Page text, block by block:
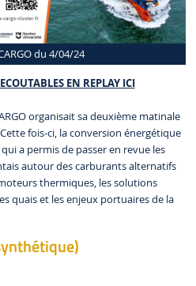
du 4/04/24
EN REPLAY ICI
organisait sa deuxième matinale
fois-ci, la conversion énergétique
a permis de passer en revue les
autour des carburants alternatifs
thermiques, les solutions
quais et les enjeux portuaires de la